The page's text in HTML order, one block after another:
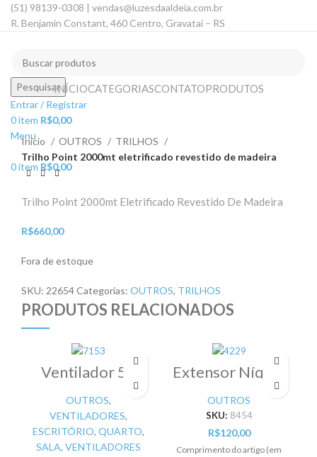
(51) 98139-0308 | vendas@luzesdaaldeia.com.br
R. Benjamin Constant, 460 Centro, Gravataí – RS
Pesquisar
Entrar / Registrar
0item R$0,00
Menu
0item R$0,00
INÍCIOCATEGORIASCONTATOPRODUTOS
ESGO
TADO
Clique para ampliar
Início
OUTROS
TRILHOS
Trilho Point 2000mt eletrificado revestido de madeira
Trilho Point 2000mt Eletrificado Revestido De Madeira
R$660,00
Fora de estoque
SKU: 22654Categorias: OUTROS, TRILHOS
PRODUTOS RELACIONADOS
Ventilador 54
the Caribbean
Breeze 5 pás
bronze 220V –
Pr
OUTROS,
VENTILADORES,
ESCRITÓRIO, QUARTO,
SALA, VENTILADORES
Extensor Níquel
**
OUTROS
SKU: 8454
R$120,00
Comprimento do artigo (em